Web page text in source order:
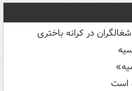
در کرانه باختری
است